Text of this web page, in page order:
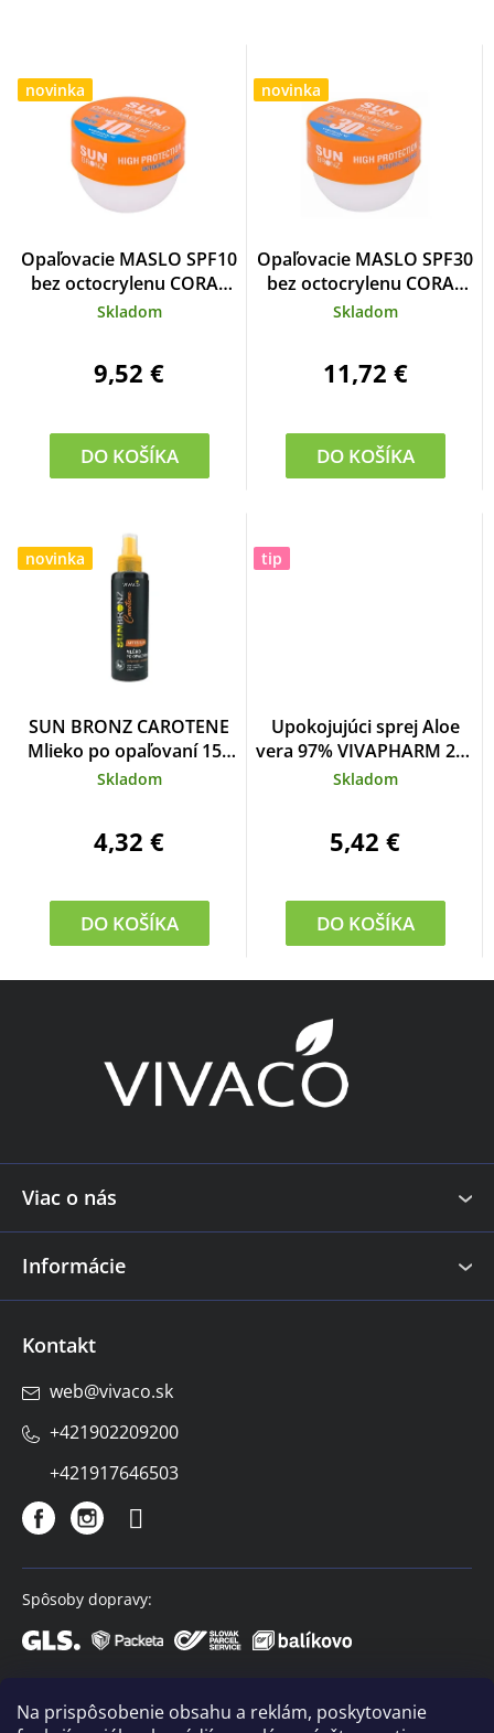
Na prispôsobenie obsahu a reklám, poskytovanie
novinka
Opaľovacie MASLO SPF10
bez octocrylenu CORAL
FRIENDLY SUN BRONZ
Skladom
9,52 €
DO KOŠÍKA
novinka
Opaľovacie MASLO SPF30
bez octocrylenu CORAL
FRIENDLY SUN BRONZ
Skladom
11,72 €
DO KOŠÍKA
novinka
SUN BRONZ CAROTENE
Mlieko po opaľovaní 150
ml
Skladom
4,32 €
DO KOŠÍKA
tip
Upokojujúci sprej Aloe
vera 97% VIVAPHARM 200
ml
Skladom
5,42 €
DO KOŠÍKA
i
Viac o nás
Informácie
Kontakt
web@vivaco.sk
+421902209200
+421917646503
Spôsoby dopravy:
Spôsoby platby: